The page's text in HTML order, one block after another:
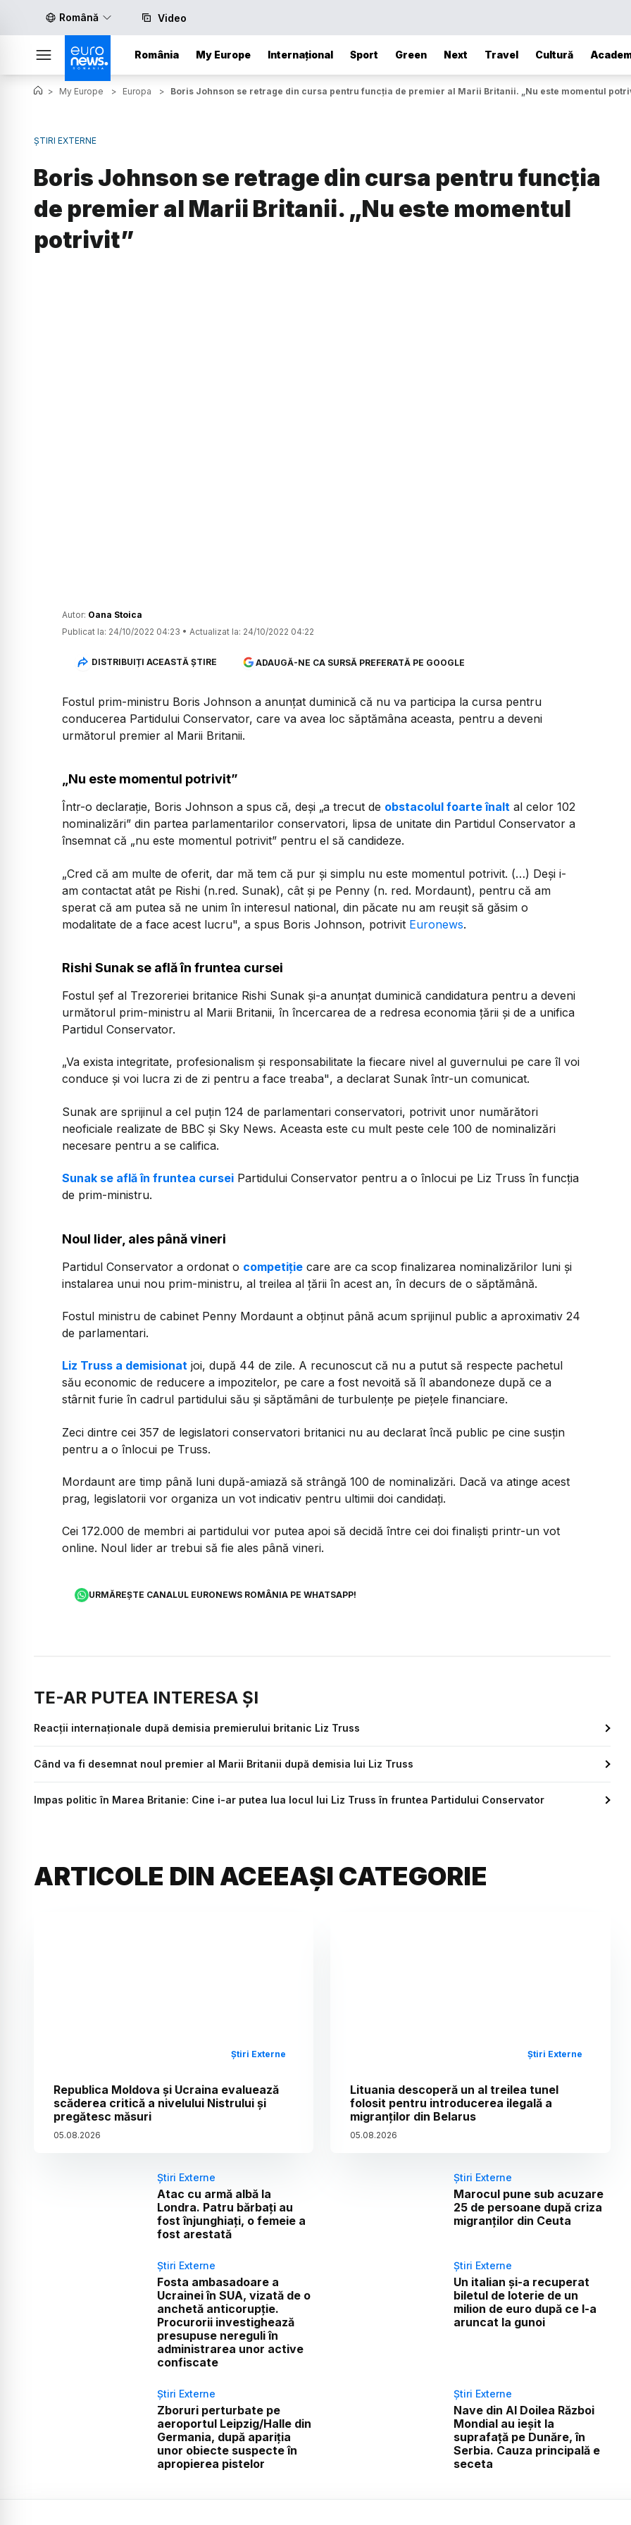
Română Video
România My Europe Internațional Sport Green Next Travel Cultură
> My Europe > Europa > Boris Johnson se retrage din cursa pentru funcția de premier al Marii Britanii. „Nu este momentul
ȘTIRI EXTERNE
Boris Johnson se retrage din cursa pentru funcția
de premier al Marii Britanii. „Nu este momentul
potrivit”
Autor: Oana Stoica
Publicat la: 24/10/2022 04:23 • Actualizat la: 24/10/2022 04:22
DISTRIBUIȚI ACEASTĂ ȘTIRE ADAUGĂ-NE CA SURSĂ PREFERATĂ PE GOOGLE
Fostul prim-ministru Boris Johnson a anunțat duminică că nu va participa la cursa pentru
conducerea Partidului Conservator, care va avea loc săptămâna aceasta, pentru a deveni
următorul premier al Marii Britanii.
„Nu este momentul potrivit”
Într-o declarație, Boris Johnson a spus că, deși „a trecut de obstacolul foarte înalt al celor 102
nominalizări” din partea parlamentarilor conservatori, lipsa de unitate din Partidul Conservator a
însemnat că „nu este momentul potrivit” pentru el să candideze.
„Cred că am multe de oferit, dar mă tem că pur și simplu nu este momentul potrivit. (…) Deși i-
am contactat atât pe Rishi (n.red. Sunak), cât și pe Penny (n. red. Mordaunt), pentru că am
sperat că am putea să ne unim în interesul national, din păcate nu am reușit să găsim o
modalitate de a face acest lucru", a spus Boris Johnson, potrivit Euronews.
Rishi Sunak se află în fruntea cursei
Fostul șef al Trezoreriei britanice Rishi Sunak și-a anunțat duminică candidatura pentru a deveni
următorul prim-ministru al Marii Britanii, în încercarea de a redresa economia țării și de a unifica
Partidul Conservator.
„Va exista integritate, profesionalism și responsabilitate la fiecare nivel al guvernului pe care îl voi
conduce și voi lucra zi de zi pentru a face treaba", a declarat Sunak într-un comunicat.
Sunak are sprijinul a cel puțin 124 de parlamentari conservatori, potrivit unor numărători
neoficiale realizate de BBC și Sky News. Aceasta este cu mult peste cele 100 de nominalizări
necesare pentru a se califica.
Sunak se află în fruntea cursei Partidului Conservator pentru a o înlocui pe Liz Truss în funcția
de prim-ministru.
Noul lider, ales până vineri
Partidul Conservator a ordonat o competiție care are ca scop finalizarea nominalizărilor luni și
instalarea unui nou prim-ministru, al treilea al țării în acest an, în decurs de o săptămână.
Fostul ministru de cabinet Penny Mordaunt a obținut până acum sprijinul public a aproximativ 24
de parlamentari.
Liz Truss a demisionat joi, după 44 de zile. A recunoscut că nu a putut să respecte pachetul
său economic de reducere a impozitelor, pe care a fost nevoită să îl abandoneze după ce a
stârnit furie în cadrul partidului său și săptămâni de turbulențe pe piețele financiare.
Zeci dintre cei 357 de legislatori conservatori britanici nu au declarat încă public pe cine susțin
pentru a o înlocui pe Truss.
Mordaunt are timp până luni după-amiază să strângă 100 de nominalizări. Dacă va atinge acest
prag, legislatorii vor organiza un vot indicativ pentru ultimii doi candidați.
Cei 172.000 de membri ai partidului vor putea apoi să decidă între cei doi finaliști printr-un vot
online. Noul lider ar trebui să fie ales până vineri.
URMĂREȘTE CANALUL EURONEWS ROMÂNIA PE WHATSAPP!
TE-AR PUTEA INTERESA ȘI
Reacții internaționale după demisia premierului britanic Liz Truss
Când va fi desemnat noul premier al Marii Britanii după demisia lui Liz Truss
Impas politic în Marea Britanie: Cine i-ar putea lua locul lui Liz Truss în fruntea Partidului Conservator
ARTICOLE DIN ACEEAȘI CATEGORIE
Știri Externe
Republica Moldova și Ucraina evaluează
scăderea critică a nivelului Nistrului și
pregătesc măsuri
05.08.2026
Știri Externe
Lituania descoperă un al treilea tunel
folosit pentru introducerea ilegală a
migranților din Belarus
05.08.2026
Știri Externe
Atac cu armă albă la
Londra. Patru bărbați au
fost înjunghiați, o femeie a
fost arestată
Știri Externe
Marocul pune sub acuzare
25 de persoane după criza
migranților din Ceuta
Știri Externe
Fosta ambasadoare a
Ucrainei în SUA, vizată de o
anchetă anticorupție.
Procurorii investighează
presupuse nereguli în
administrarea unor active
confiscate
Știri Externe
Un italian și-a recuperat
biletul de loterie de un
milion de euro după ce l-a
aruncat la gunoi
Știri Externe
Zboruri perturbate pe
aeroportul Leipzig/Halle din
Germania, după apariția
unor obiecte suspecte în
apropierea pistelor
Știri Externe
Nave din Al Doilea Război
Mondial au ieșit la
suprafață pe Dunăre, în
Serbia. Cauza principală e
seceta